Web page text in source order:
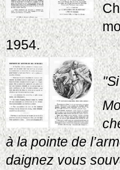
1954.
à la pointe de
daignez vous